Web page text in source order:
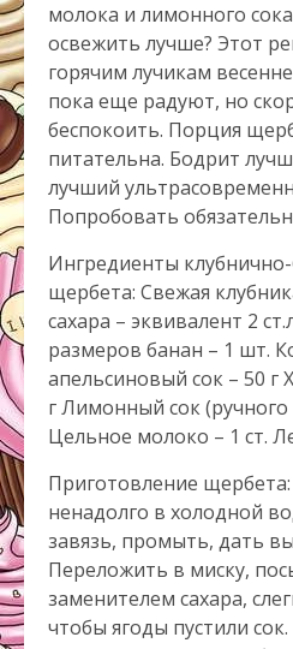
молока и лимонного
освежить лучше? Этот
горячим лучикам
пока еще радуют, но
беспокоить. Порция
питательна. Бодрит
лучший
Попробовать
Ингредиенты
щербета: Свежая
сахара – эквивалент 2
размеров банан – 1 шт.
апельсиновый сок – 50 г
г Лимонный сок (ручного
Цельное молоко – 1 ст.
Приготовление
ненадолго в холодной
завязь, промыть, дать
Переложить в миску,
заменителем сахара,
чтобы ягоды пустили